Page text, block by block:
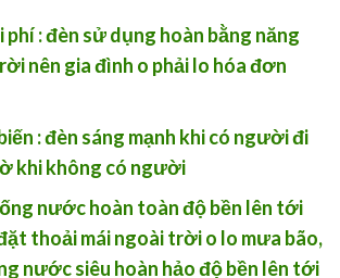
phí: đèn sử dụng hoàn bằng năng
nên gia đình o phải lo hóa đơn
: đèn sáng mạnh khi có người đi
khi không có người
nước hoàn toàn độ bền lên tới
thoải mái ngoài trời o lo mưa bão,
nước siêu hoàn hảo độ bền lên tới